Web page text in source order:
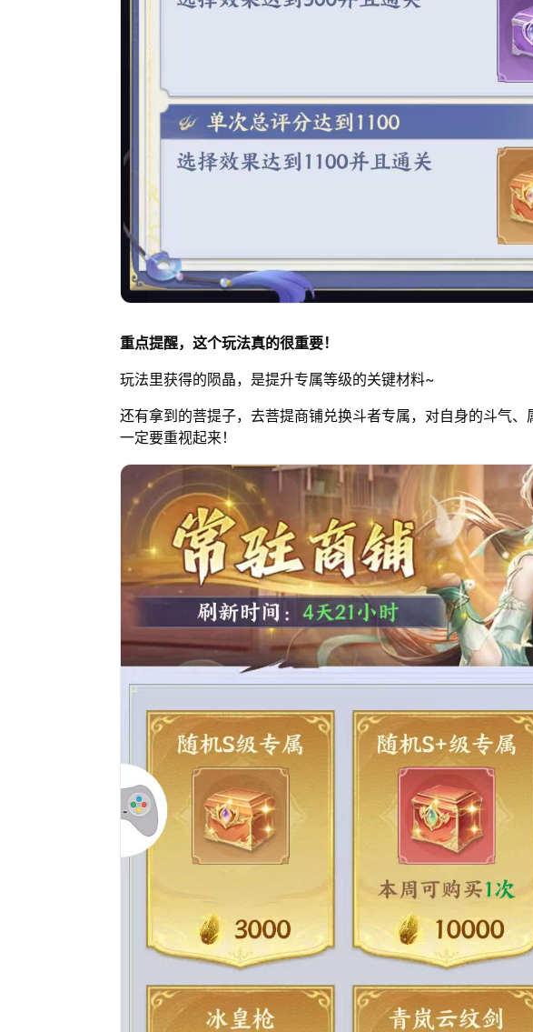
重点提醒，这个玩法真的很重要！
玩法里获得的陨晶，是提升专属等级的关键材料~
还有拿到的菩提子，去菩提商铺兑换斗者专属，对自身的斗气、
一定要重视起来！